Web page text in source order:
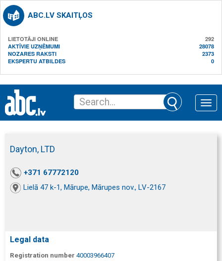
ABC.LV SKAITĻOS
LIETOTĀJI ONLINE
292
AKTĪVIE UZŅĒMUMI
28078
NOZARES RAKSTI
2373
EKSPERTU ATBILDES
0
Toggle
Dayton, LTD
+371 67772120
Lielā 47 k-1, Mārupe, Mārupes nov., LV-2167
Legal data
Registration number 40003966407